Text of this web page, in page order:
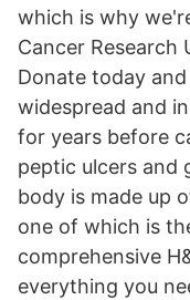
which is why
Cancer Research
Donate today
widespread and
for years before
peptic ulcers and
body is made up
one of which is
comprehensive
everything you